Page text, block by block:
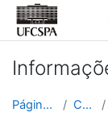
Ir para o conteúdo
Página inicial Cursos